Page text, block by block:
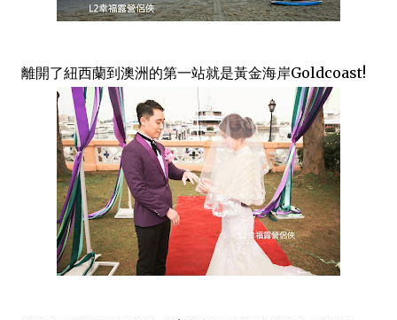
離開了紐西蘭到澳洲的第一站就是黃金海岸Goldcoast!